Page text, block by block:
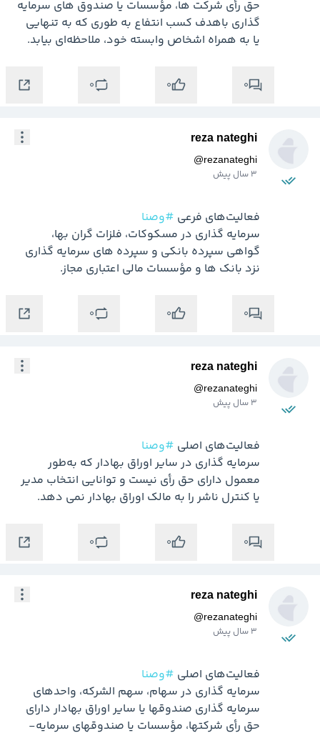
یا به همراه اشخاص وابسته خود، ملاحظه‌ای بیابد.
0
0
0
reza nateghi
@rezanateghi
3 سال پیش
فعالیت‌های فرعی
#وصنا
نزد بانک ها و مؤسسات مالی اعتباری مجاز.
0
0
0
reza nateghi
@rezanateghi
3 سال پیش
فعالیت‌های اصلی
#وصنا
یا کنترل ناشر را به مالک اوراق بهادار نمی­ دهد.
0
0
0
reza nateghi
@rezanateghi
3 سال پیش
فعالیت‌های اصلی
#وصنا